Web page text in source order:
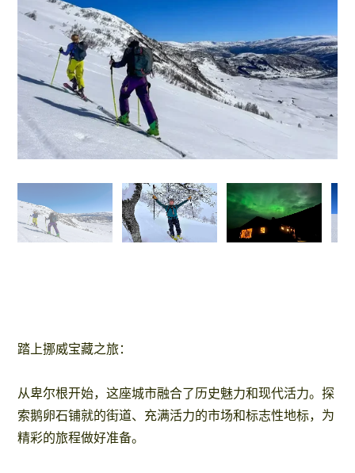
踏上挪威宝藏之旅：
从卑尔根开始，这座城市融合了历史魅力和现代活力。探
索鹅卵石铺就的街道、充满活力的市场和标志性地标，为
精彩的旅程做好准备。